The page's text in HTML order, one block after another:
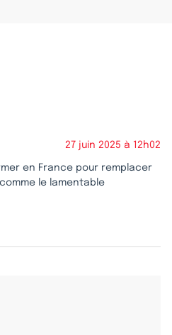
27 juin 2025 à 12h02
en France pour remplacer
le lamentable